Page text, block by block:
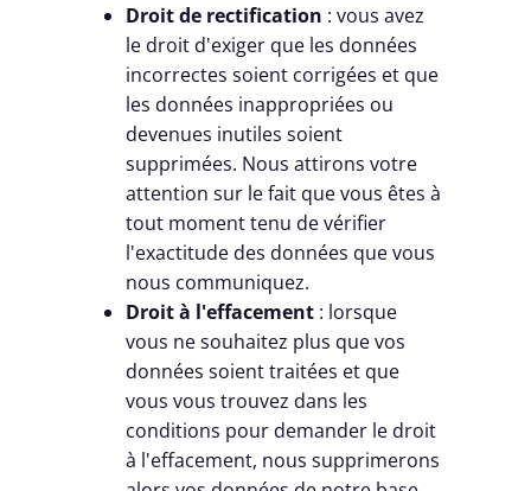
Droit de rectification : vous avez
le droit d'exiger que les données
incorrectes soient corrigées et que
les données inappropriées ou
devenues inutiles soient
supprimées. Nous attirons votre
attention sur le fait que vous êtes à
tout moment tenu de vérifier
l'exactitude des données que vous
nous communiquez.
Droit à l'effacement : lorsque
vous ne souhaitez plus que vos
données soient traitées et que
vous vous trouvez dans les
conditions pour demander le droit
à l'effacement, nous supprimerons